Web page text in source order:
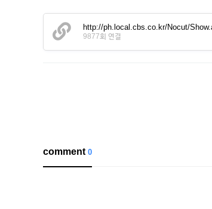
http://ph.local.cbs.co.kr/Nocut/
9877회 연결
comment0